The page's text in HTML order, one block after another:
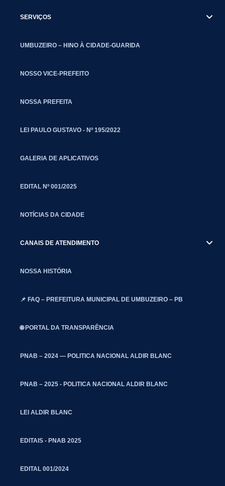
SERVIÇOS
UMBUZEIRO – HINO À CIDADE-GUARIDA
NOSSO VICE-PREFEITO
NOSSA PREFEITA
LEI PAULO GUSTAVO - Nº 195/2022
GALERIA DE APLICATIVOS
EDITAL Nº 001/2025
NOTÍCIAS DA CIDADE
CANAIS DE ATENDIMENTO
NOSSA HISTÓRIA
📌 FAQ – PREFEITURA MUNICIPAL DE UMBUZEIRO – PB
🌐 PORTAL DA TRANSPARÊNCIA
PNAB – 2024 — POLITICA NACIONAL ALDIR BLANC
PNAB – 2025 - POLITICA NACIONAL ALDIR BLANC
LEI ALDIR BLANC
EDITAIS - PNAB 2025
EDITAL 001/2024